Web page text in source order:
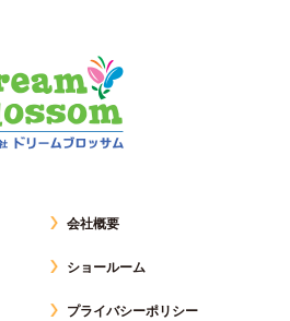
会社概要
ショールーム
プライバシーポリシー